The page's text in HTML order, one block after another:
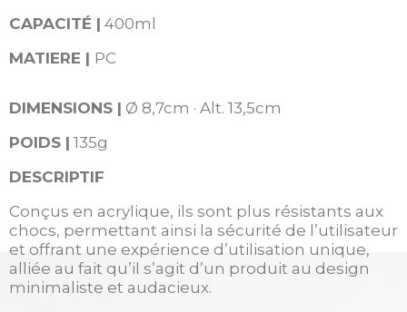
CAPACITÉ | 400ml
MATIERE | PC
DIMENSIONS | Ø 8,7cm · Alt. 13,5cm
POIDS | 135g
DESCRIPTIF
Conçus en acrylique, ils sont plus résistants aux
chocs, permettant ainsi la sécurité de l’utilisateur
et offrant une expérience d’utilisation unique,
alliée au fait qu’il s’agit d’un produit au design
minimaliste et audacieux.